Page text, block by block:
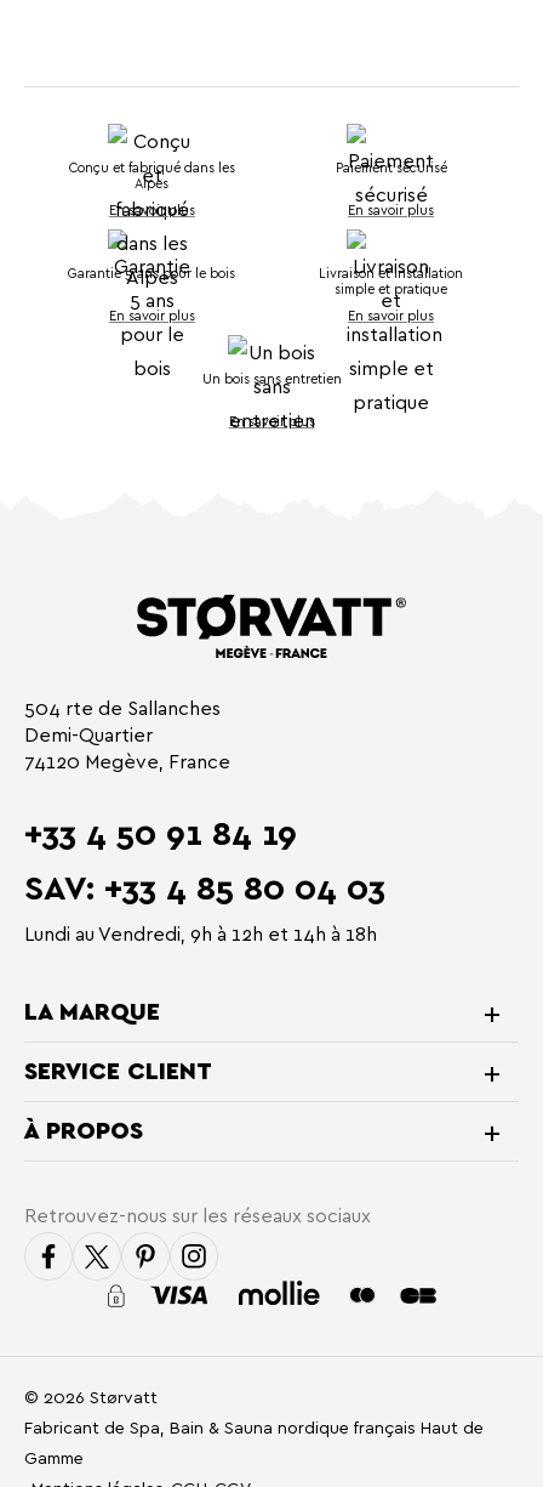
Paiement sécurisé
En savoir plus
Garantie 5 ans pour le bois
En savoir plus
Conçu et fabriqué dans les
Alpes
En savoir plus
Livraison et installation
simple et pratique
En savoir plus
Un bois sans entretien
En savoir plus
504 rte de Sallanches
Demi-Quartier
74120 Megève, France
+33 4 50 91 84 19
SAV: +33 4 85 80 04 03
Lundi au Vendredi, 9h à 12h et 14h à 18h
LA MARQUE
SERVICE CLIENT
À PROPOS
Retrouvez-nous sur les réseaux sociaux
© 2026 Størvatt
Fabricant de Spa, Bain & Sauna nordique français Haut de
Gamme